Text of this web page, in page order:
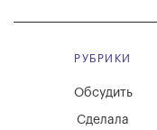
РУБРИКИ
Обсудить
Сделала